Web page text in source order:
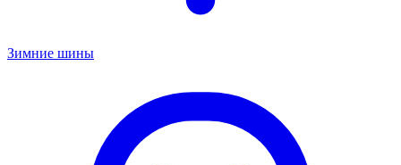
Зимние шины